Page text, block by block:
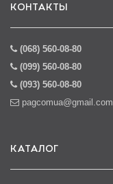
КОНТАКТЫ
(068) 560-08-80
(099) 560-08-80
(093) 560-08-80
pagcomua@gmail.com
КАТАЛОГ